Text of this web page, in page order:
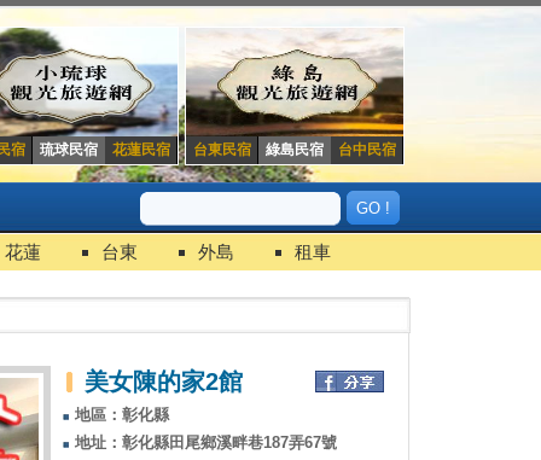
宿 琉球民宿 花蓮民宿 台東民宿 綠島民宿 台中民宿
花蓮 台東 外島 租車
美女陳的家2館
地區：彰化縣
地址：彰化縣田尾鄉溪畔巷187弄67號